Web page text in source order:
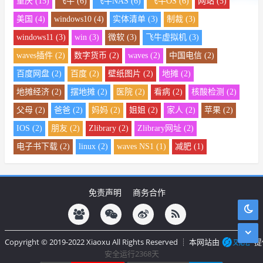
美国 (4) windows10 (4) 实体清单 (3) 制裁 (3)
windows11 (3) win (3) 微软 (3) 飞牛虚拟机 (3)
waves插件 (2) 数字货币 (2) waves (2) 中国电信 (2)
百度网盘 (2) 百度 (2) 壁纸图片 (2) 地摊 (2)
地摊经济 (2) 摆地摊 (2) 医院 (2) 看病 (2) 核酸检测 (2)
父母 (2) 爸爸 (2) 妈妈 (2) 姐姐 (2) 家人 (2) 苹果 (2)
IOS (2) 朋友 (2) Zlibrary (2) Zlibrary网址 (2)
电子书下载 (2) linux (2) waves NS1 (1) 减肥 (1)
免责声明 商务合作
Copyright © 2019-2022 Xiaoxu All Rights Reserved ┊ 本网站由
提
安全运行2368天